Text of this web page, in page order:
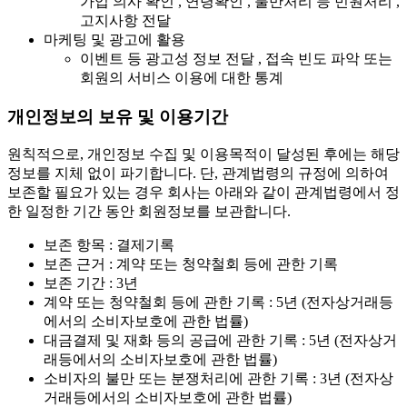
고지사항 전달
마케팅 및 광고에 활용
이벤트 등 광고성 정보 전달 , 접속 빈도 파악 또는
회원의 서비스 이용에 대한 통계
개인정보의 보유 및 이용기간
원칙적으로, 개인정보 수집 및 이용목적이 달성된 후에는 해당
정보를 지체 없이 파기합니다. 단, 관계법령의 규정에 의하여
보존할 필요가 있는 경우 회사는 아래와 같이 관계법령에서 정
한 일정한 기간 동안 회원정보를 보관합니다.
보존 항목 : 결제기록
보존 근거 : 계약 또는 청약철회 등에 관한 기록
보존 기간 : 3년
계약 또는 청약철회 등에 관한 기록 : 5년 (전자상거래등
에서의 소비자보호에 관한 법률)
대금결제 및 재화 등의 공급에 관한 기록 : 5년 (전자상거
래등에서의 소비자보호에 관한 법률)
소비자의 불만 또는 분쟁처리에 관한 기록 : 3년 (전자상
거래등에서의 소비자보호에 관한 법률)